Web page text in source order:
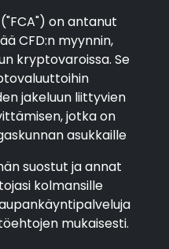
on antanut
CFD:n myynnin,
kryptovaroissa. Se
jakeluun liittyvien
jotka on
asukkaille
suostut ja annat
kolmansille
mukaisesti.